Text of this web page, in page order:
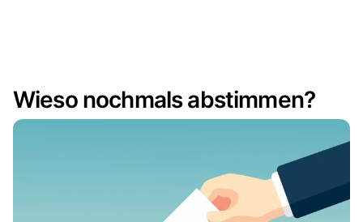
Wieso nochmals abstimmen?